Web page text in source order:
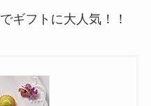
ギフトに大人気！！